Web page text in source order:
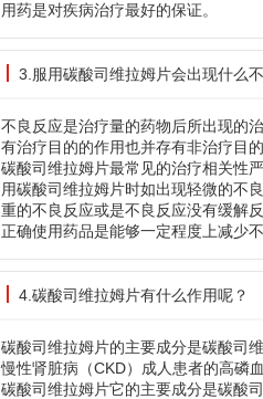
用药是对疾病治疗最好的保证。
3.服用碳酸司维拉姆片会出现什么
不良反应是治疗量的药物后所出现的
有治疗目的的作用也并存有非治疗目的
碳酸司维拉姆片最常见的治疗相关性
用碳酸司维拉姆片时如出现轻微的不
重的不良反应或是不良反应没有缓解
正确使用药品是能够一定程度上减少
4.碳酸司维拉姆片有什么作用呢？
碳酸司维拉姆片的主要成分是碳酸司
慢性肾脏病（CKD）成人患者的高磷血
碳酸司维拉姆片它的主要成分是碳酸